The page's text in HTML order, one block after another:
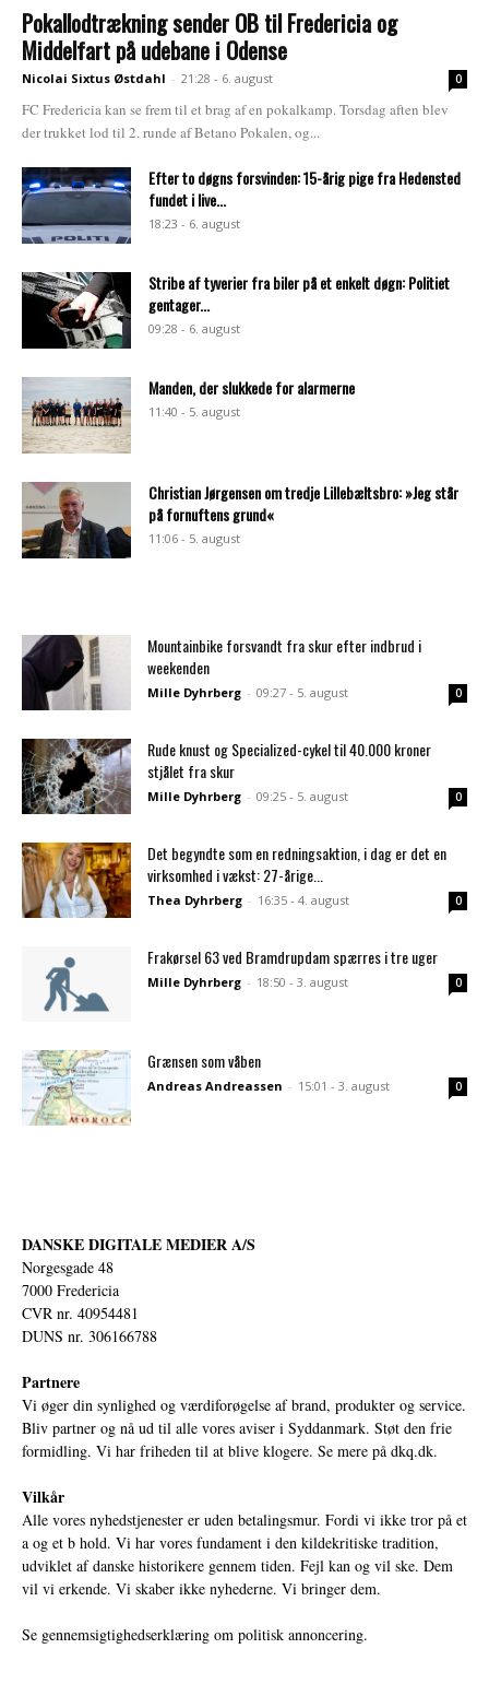
Pokallodtrækning sender OB til Fredericia og
Middelfart på udebane i Odense
Nicolai Sixtus Østdahl - 21:28 - 6. august 0
FC Fredericia kan se frem til et brag af en pokalkamp. Torsdag aften blev
der trukket lod til 2. runde af Betano Pokalen, og...
Efter to døgns forsvinden: 15-årig pige fra Hedensted
fundet i live...
18:23 - 6. august
Stribe af tyverier fra biler på et enkelt døgn: Politiet
gentager...
09:28 - 6. august
Manden, der slukkede for alarmerne
11:40 - 5. august
Christian Jørgensen om tredje Lillebæltsbro: »Jeg står
på fornuftens grund«
11:06 - 5. august
Mountainbike forsvandt fra skur efter indbrud i
weekenden
Mille Dyhrberg - 09:27 - 5. august 0
Rude knust og Specialized-cykel til 40.000 kroner
stjålet fra skur
Mille Dyhrberg - 09:25 - 5. august 0
Det begyndte som en redningsaktion, i dag er det en
virksomhed i vækst: 27-årige...
Thea Dyhrberg - 16:35 - 4. august 0
Frakørsel 63 ved Bramdrupdam spærres i tre uger
Mille Dyhrberg - 18:50 - 3. august 0
Grænsen som våben
Andreas Andreassen - 15:01 - 3. august 0
DANSKE DIGITALE MEDIER A/S
Norgesgade 48
7000 Fredericia
CVR nr. 40954481
DUNS nr. 306166788
Partnere
Vi øger din synlighed og værdiforøgelse af brand, produkter og service.
Bliv partner og nå ud til alle vores aviser i Syddanmark. Støt den frie
formidling. Vi har friheden til at blive klogere. Se mere på dkq.dk.
Vilkår
Alle vores nyhedstjenester er uden betalingsmur. Fordi vi ikke tror på et
a og et b hold. Vi har vores fundament i den kildekritiske tradition,
udviklet af danske historikere gennem tiden. Fejl kan og vil ske. Dem
vil vi erkende. Vi skaber ikke nyhederne. Vi bringer dem.
Se gennemsigtighedserklæring om politisk annoncering.